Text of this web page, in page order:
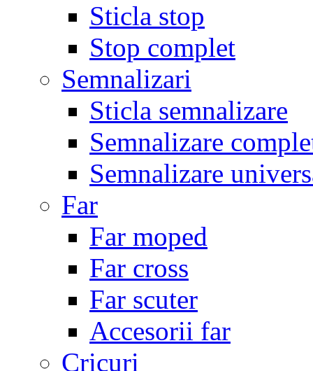
Sticla stop
Stop complet
Semnalizari
Sticla semnalizare
Semnalizare
Semnalizare
Far
Far moped
Far cross
Far scuter
Accesorii far
Cricuri